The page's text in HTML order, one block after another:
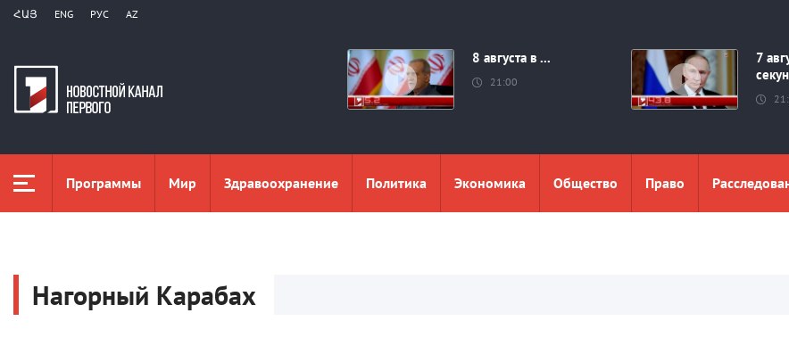
ՀԱՅ ENG РУС AZ
8 августа в ...
21:00
7
Программы Мир Здравоохранение Политика Экономика Общество Право
Нагорный Карабах